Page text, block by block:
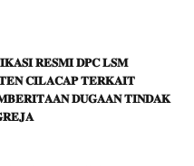
𝐑𝐄𝐒𝐌𝐈 𝐃𝐏𝐂 𝐋𝐒𝐌
𝐂𝐈𝐋𝐀𝐂𝐀𝐏 𝐓𝐄𝐑𝐊𝐀𝐈𝐓
𝐃𝐔𝐆𝐀𝐀𝐍 𝐓𝐈𝐍𝐃𝐀𝐊